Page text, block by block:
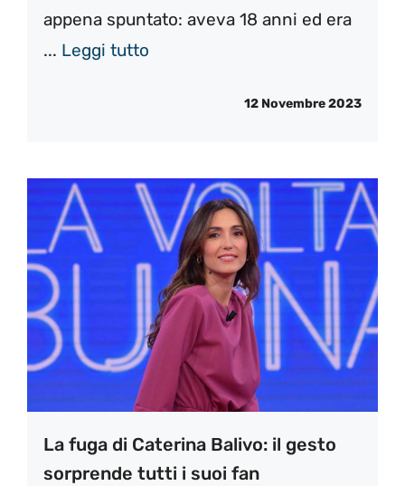
appena spuntato: aveva 18 anni ed era
... Leggi tutto
12 Novembre 2023
La fuga di Caterina Balivo: il gesto
sorprende tutti i suoi fan